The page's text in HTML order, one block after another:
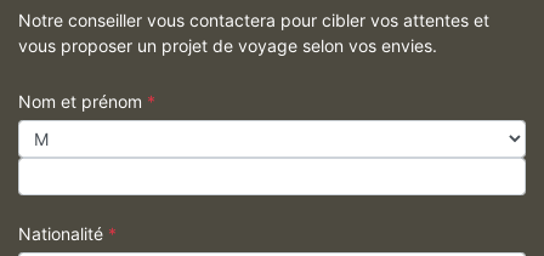
Notre conseiller vous contactera pour cibler vos attentes et
vous proposer un projet de voyage selon vos envies.
Nom et prénom *
Nationalité *